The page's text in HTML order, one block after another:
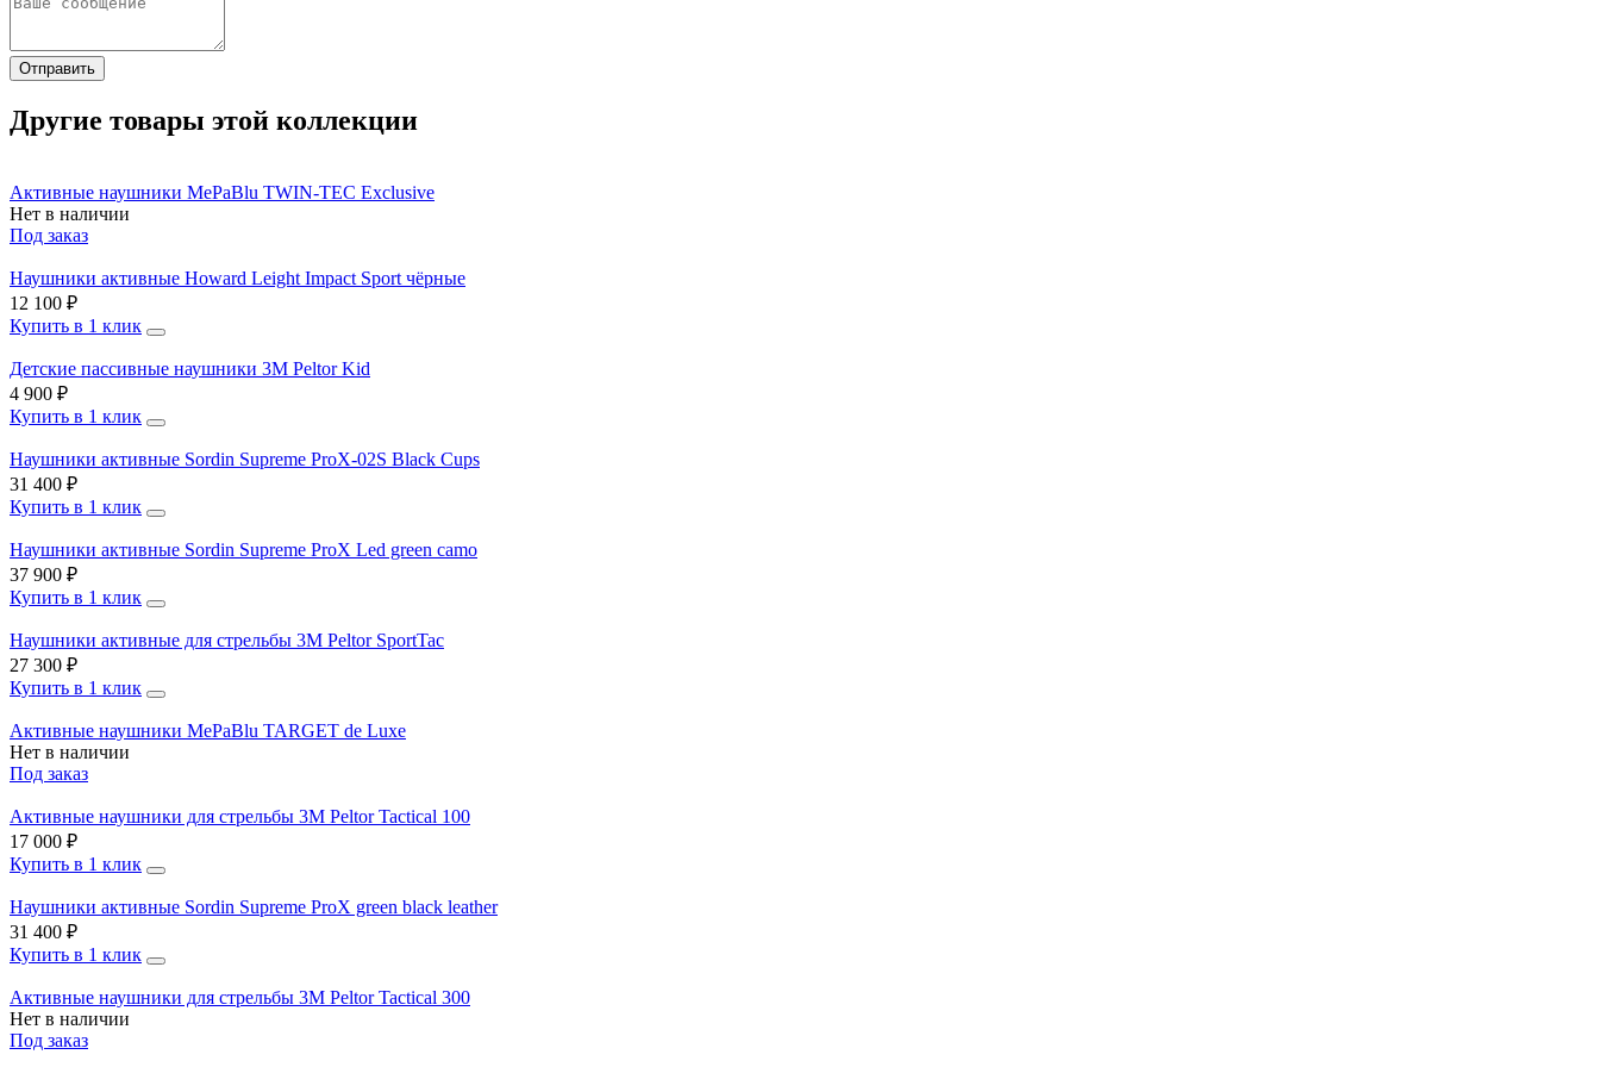
Отправить
Другие товары этой коллекции
Активные наушники MePaBlu TWIN-TEC Exclusive
Нет в наличии
Под заказ
Наушники активные Howard Leight Impact Sport чёрные
12 100 ₽
Купить в 1 клик
Детские пассивные наушники 3M Peltor Kid
4 900 ₽
Купить в 1 клик
Наушники активные Sordin Supreme ProX-02S Black Cups
31 400 ₽
Купить в 1 клик
Наушники активные Sordin Supreme ProX Led green camo
37 900 ₽
Купить в 1 клик
Наушники активные для стрельбы 3M Peltor SportTac
27 300 ₽
Купить в 1 клик
Активные наушники MePaBlu TARGET de Luxe
Нет в наличии
Под заказ
Активные наушники для стрельбы 3M Peltor Tactical 100
17 000 ₽
Купить в 1 клик
Наушники активные Sordin Supreme ProX green black leather
31 400 ₽
Купить в 1 клик
Активные наушники для стрельбы 3M Peltor Tactical 300
Нет в наличии
Под заказ